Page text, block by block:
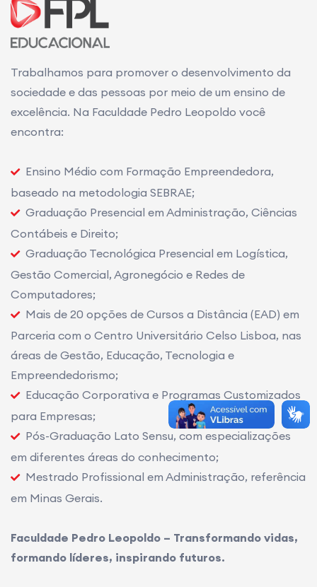
Trabalhamos para promover o desenvolvimento da
sociedade e das pessoas por meio de um ensino de
excelência. Na Faculdade Pedro Leopoldo você
encontra:
Ensino Médio com Formação Empreendedora,
baseado na metodologia SEBRAE;
Graduação Presencial em Administração, Ciências
Contábeis e Direito;
Graduação Tecnológica Presencial em Logística,
Gestão Comercial, Agronegócio e Redes de
Computadores;
Mais de 20 opções de Cursos a Distância (EAD) em
Parceria com o Centro Universitário Celso Lisboa, nas
áreas de Gestão, Educação, Tecnologia e
Empreendedorismo;
Educação Corporativa e Programas Customizados
para Empresas;
Pós-Graduação Lato Sensu, com especializações
em diferentes áreas do conhecimento;
Mestrado Profissional em Administração, referência
em Minas Gerais.
Faculdade Pedro Leopoldo – Transformando vidas,
formando líderes, inspirando futuros.